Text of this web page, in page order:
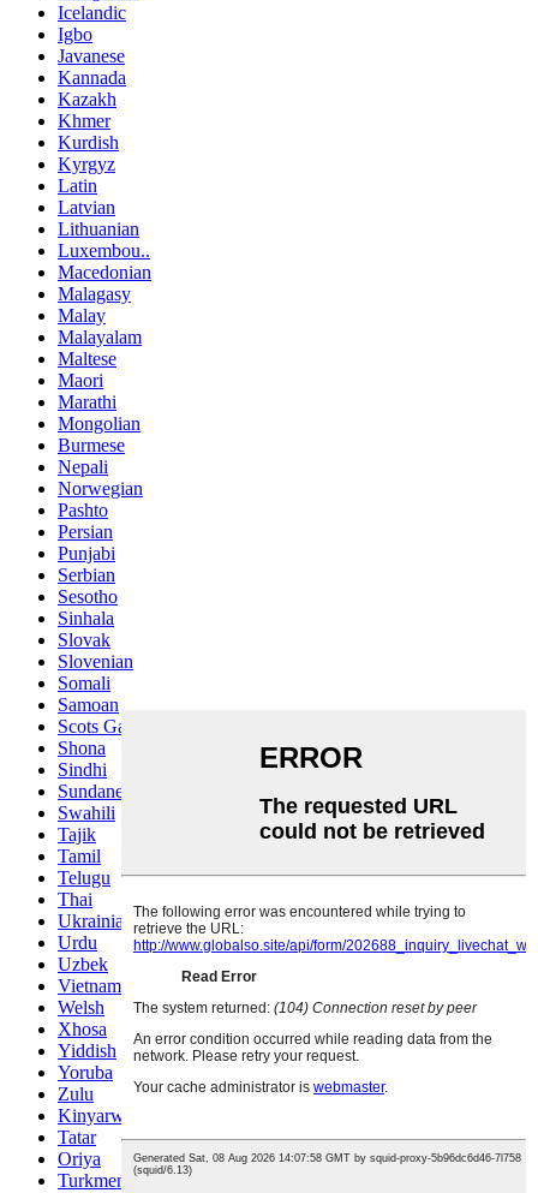
Icelandic
Igbo
Javanese
Kannada
Kazakh
Khmer
Kurdish
Kyrgyz
Latin
Latvian
Lithuanian
Luxembou..
Macedonian
Malagasy
Malay
Malayalam
Maltese
Maori
Marathi
Mongolian
Burmese
Nepali
Norwegian
Pashto
Persian
Punjabi
Serbian
Sesotho
Sinhala
Slovak
Slovenian
Somali
Samoan
Scots Gaelic
Shona
Sindhi
Sundanese
Swahili
Tajik
Tamil
Telugu
Thai
Ukrainian
Urdu
Uzbek
Vietnamese
Welsh
Xhosa
Yiddish
Yoruba
Zulu
Kinyarwanda
Tatar
Oriya
Turkmen